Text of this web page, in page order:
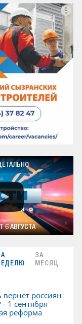
РЕКЛАМА
6 АВГУСТА
ЗА
МЕСЯЦ
россиян
1 сентября
реформа